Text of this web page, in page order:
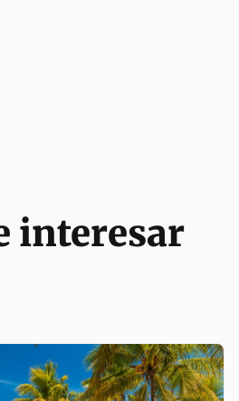
interesar